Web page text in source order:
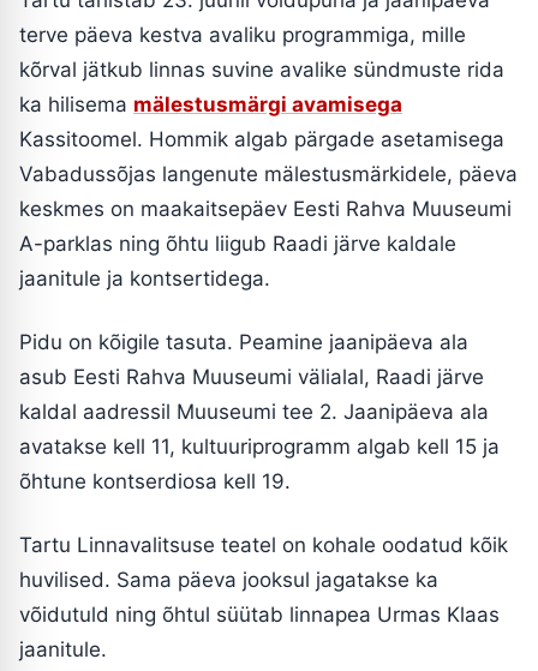
terve päeva kestva avaliku programmiga, mille
kõrval jätkub linnas suvine avalike sündmuste rida
ka hilisema mälestusmärgi avamisega
Kassitoomel. Hommik algab pärgade asetamisega
Vabadussõjas langenute mälestusmärkidele, päeva
keskmes on maakaitsepäev Eesti Rahva Muuseumi
A-parklas ning õhtu liigub Raadi järve kaldale
jaanitule ja kontsertidega.
Pidu on kõigile tasuta. Peamine jaanipäeva ala
asub Eesti Rahva Muuseumi välialal, Raadi järve
kaldal aadressil Muuseumi tee 2. Jaanipäeva ala
avatakse kell 11, kultuuriprogramm algab kell 15 ja
õhtune kontserdiosa kell 19.
Tartu Linnavalitsuse teatel on kohale oodatud kõik
huvilised. Sama päeva jooksul jagatakse ka
võidutuld ning õhtul süütab linnapea Urmas Klaas
jaanitule.